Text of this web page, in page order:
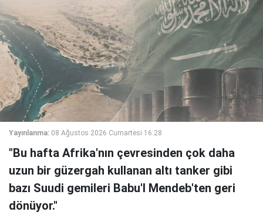
Yayınlanma: 08 Ağustos 2026 Cumartesi 16:28
"Bu hafta Afrika'nın çevresinden çok daha
uzun bir güzergah kullanan altı tanker gibi
bazı Suudi gemileri Babu'l Mendeb'ten geri
dönüyor."